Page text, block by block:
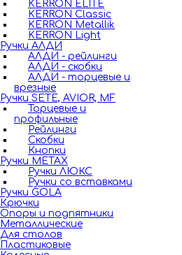
KERRON ELITE
KERRON Classic
KERRON Metallik
KERRON Light
Ручки АЛДИ
АЛДИ - рейлинги
АЛДИ - скобки
АЛДИ - торцевые и
врезные
Ручки SETE, AVIOR, MF
Торцевые и
профильные
Рейлинги
Скобки
Кнопки
Ручки METAX
Ручки ЛЮКС
Ручки со вставками
Ручки GOLA
Крючки
Опоры и подпятники
Металлические
Для столов
Пластиковые